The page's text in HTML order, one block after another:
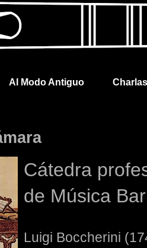
Al Modo Antiguo
Cátedra
de Música
Luigi Boccherini